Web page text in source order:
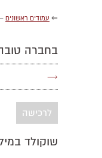
⇐ עמודים ראשונים
בחברה
→
לרכישה
שוקולד